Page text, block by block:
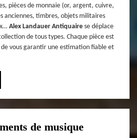
pièces de monnaie (or, argent, cuivre,
anciennes, timbres, objets militaires
Alex Landauer Antiquaire se déplace
de tous types. Chaque pièce est
vous garantir une estimation fiable et
de musique